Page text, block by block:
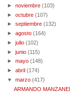
►noviembre (103)
►octubre (107)
►septiembre (132)
►agosto (164)
►julio (102)
►junio (115)
►mayo (148)
►abril (174)
▼marzo (417)
ARMANDO